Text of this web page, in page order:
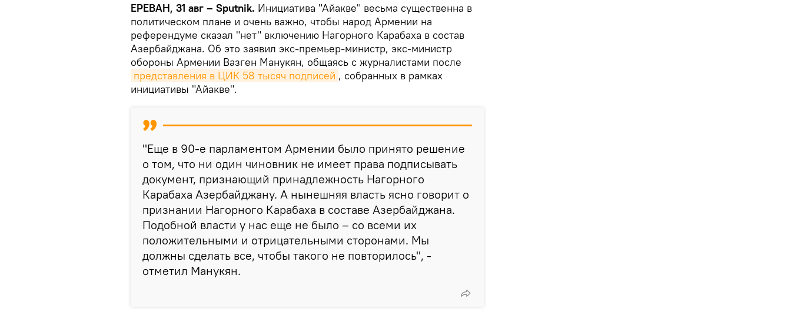
ЕРЕВАН, 31 авг – Sputnik. Инициатива "Айакве" весьма существенна в
политическом плане и очень важно, чтобы народ Армении на
референдуме сказал "нет" включению Нагорного Карабаха в состав
Азербайджана. Об это заявил экс-премьер-министр, экс-министр
обороны Армении Вазген Манукян, общаясь с журналистами после
представления в ЦИК 58 тысяч подписей , собранных в рамках
инициативы "Айакве".
"Еще в 90-е парламентом Армении было принято решение
о том, что ни один чиновник не имеет права подписывать
документ, признающий принадлежность Нагорного
Карабаха Азербайджану. А нынешняя власть ясно говорит о
признании Нагорного Карабаха в составе Азербайджана.
Подобной власти у нас еще не было – со всеми их
положительными и отрицательными сторонами. Мы
должны сделать все, чтобы такого не повторилось", -
отметил Манукян.